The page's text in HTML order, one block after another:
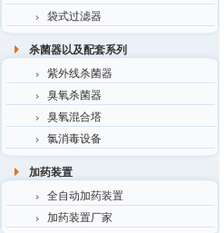
袋式过滤器
杀菌器以及配套系列
紫外线杀菌器
臭氧杀菌器
臭氧混合塔
氯消毒设备
加药装置
全自动加药装置
加药装置厂家